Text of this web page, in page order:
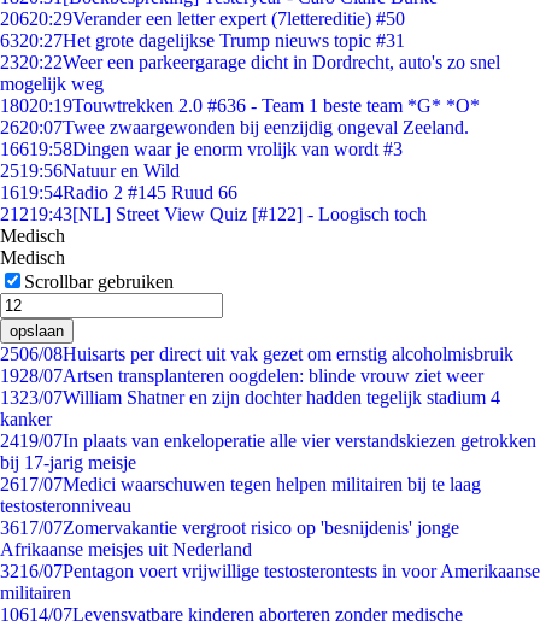
20620:29Verander een letter expert (7lettereditie) #50
6320:27Het grote dagelijkse Trump nieuws topic #31
2320:22Weer een parkeergarage dicht in Dordrecht, auto's zo snel
mogelijk weg
18020:19Touwtrekken 2.0 #636 - Team 1 beste team *G* *O*
2620:07Twee zwaargewonden bij eenzijdig ongeval Zeeland.
16619:58Dingen waar je enorm vrolijk van wordt #3
2519:56Natuur en Wild
1619:54Radio 2 #145 Ruud 66
21219:43[NL] Street View Quiz [#122] - Loogisch toch
Medisch
Medisch
Scrollbar gebruiken
opslaan
2506/08Huisarts per direct uit vak gezet om ernstig alcoholmisbruik
1928/07Artsen transplanteren oogdelen: blinde vrouw ziet weer
1323/07William Shatner en zijn dochter hadden tegelijk stadium 4
kanker
2419/07In plaats van enkeloperatie alle vier verstandskiezen getrokken
bij 17-jarig meisje
2617/07Medici waarschuwen tegen helpen militairen bij te laag
testosteronniveau
3617/07Zomervakantie vergroot risico op 'besnijdenis' jonge
Afrikaanse meisjes uit Nederland
3216/07Pentagon voert vrijwillige testosterontests in voor Amerikaanse
militairen
10614/07Levensvatbare kinderen aborteren zonder medische